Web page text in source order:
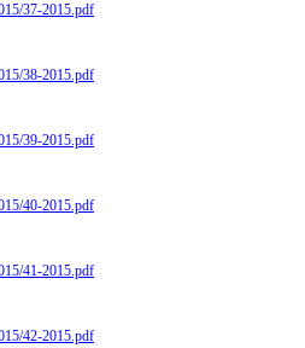
37-2015.pdf
38-2015.pdf
39-2015.pdf
40-2015.pdf
41-2015.pdf
42-2015.pdf